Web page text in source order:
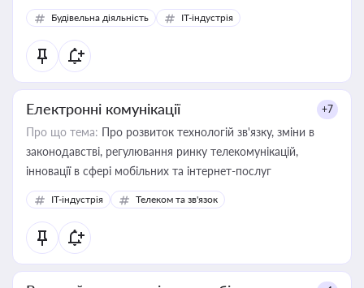
Будівельна діяльність IT-індустрія
Електронні комунікації +7
Про що тема: Про розвиток технологій зв'язку, зміни в
законодавстві, регулювання ринку телекомунікацій,
інновації в сфері мобільних та інтернет-послуг
IT-індустрія Телеком та зв'язок